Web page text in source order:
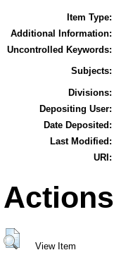
Item Type:
Additional Information:
Uncontrolled Keywords:
Subjects:
Divisions:
Depositing User:
Date Deposited:
Last Modified:
URI:
View Item